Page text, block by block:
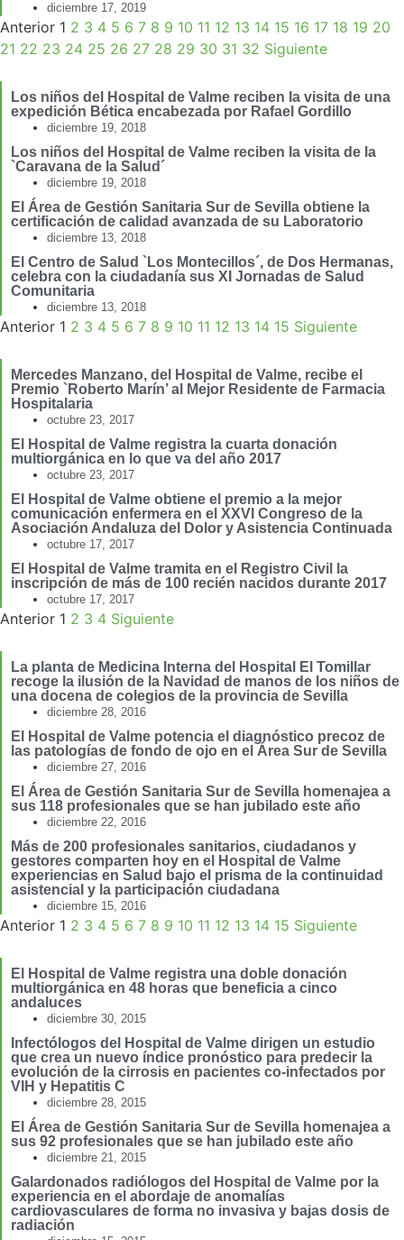
diciembre 17, 2019
Anterior 1 2 3 4 5 6 7 8 9 10 11 12 13 14 15 16 17 18 19 20
21 22 23 24 25 26 27 28 29 30 31 32 Siguiente
Los niños del Hospital de Valme reciben la visita de una
expedición Bética encabezada por Rafael Gordillo
diciembre 19, 2018
Los niños del Hospital de Valme reciben la visita de la
`Caravana de la Salud´
diciembre 19, 2018
El Área de Gestión Sanitaria Sur de Sevilla obtiene la
certificación de calidad avanzada de su Laboratorio
diciembre 13, 2018
El Centro de Salud `Los Montecillos´, de Dos Hermanas,
celebra con la ciudadanía sus XI Jornadas de Salud
Comunitaria
diciembre 13, 2018
Anterior 1 2 3 4 5 6 7 8 9 10 11 12 13 14 15 Siguiente
Mercedes Manzano, del Hospital de Valme, recibe el
Premio `Roberto Marín’ al Mejor Residente de Farmacia
Hospitalaria
octubre 23, 2017
El Hospital de Valme registra la cuarta donación
multiorgánica en lo que va del año 2017
octubre 23, 2017
El Hospital de Valme obtiene el premio a la mejor
comunicación enfermera en el XXVI Congreso de la
Asociación Andaluza del Dolor y Asistencia Continuada
octubre 17, 2017
El Hospital de Valme tramita en el Registro Civil la
inscripción de más de 100 recién nacidos durante 2017
octubre 17, 2017
Anterior 1 2 3 4 Siguiente
La planta de Medicina Interna del Hospital El Tomillar
recoge la ilusión de la Navidad de manos de los niños de
una docena de colegios de la provincia de Sevilla
diciembre 28, 2016
El Hospital de Valme potencia el diagnóstico precoz de
las patologías de fondo de ojo en el Área Sur de Sevilla
diciembre 27, 2016
El Área de Gestión Sanitaria Sur de Sevilla homenajea a
sus 118 profesionales que se han jubilado este año
diciembre 22, 2016
Más de 200 profesionales sanitarios, ciudadanos y
gestores comparten hoy en el Hospital de Valme
experiencias en Salud bajo el prisma de la continuidad
asistencial y la participación ciudadana
diciembre 15, 2016
Anterior 1 2 3 4 5 6 7 8 9 10 11 12 13 14 15 Siguiente
El Hospital de Valme registra una doble donación
multiorgánica en 48 horas que beneficia a cinco
andaluces
diciembre 30, 2015
Infectólogos del Hospital de Valme dirigen un estudio
que crea un nuevo índice pronóstico para predecir la
evolución de la cirrosis en pacientes co-infectados por
VIH y Hepatitis C
diciembre 28, 2015
El Área de Gestión Sanitaria Sur de Sevilla homenajea a
sus 92 profesionales que se han jubilado este año
diciembre 21, 2015
Galardonados radiólogos del Hospital de Valme por la
experiencia en el abordaje de anomalías
cardiovasculares de forma no invasiva y bajas dosis de
radiación